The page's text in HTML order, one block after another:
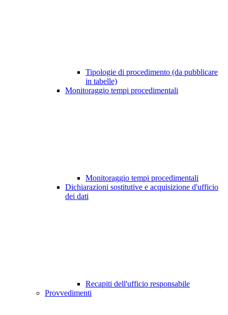
Tipologie di procedimento (da pubblicare
in tabelle)
Monitoraggio tempi procedimentali
Monitoraggio tempi procedimentali
Dichiarazioni sostitutive e acquisizione d'ufficio
dei dati
Recapiti dell'ufficio responsabile
Provvedimenti